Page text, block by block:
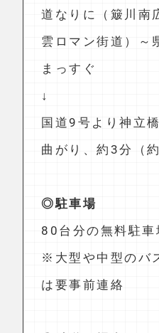
◎自動車の場合
山陰自動車「道斐
（約5km)
↓
斐川 ICを下りて
（看板有）
道なりに（簸川南
雲ロマン街道）～
まっすぐ
↓